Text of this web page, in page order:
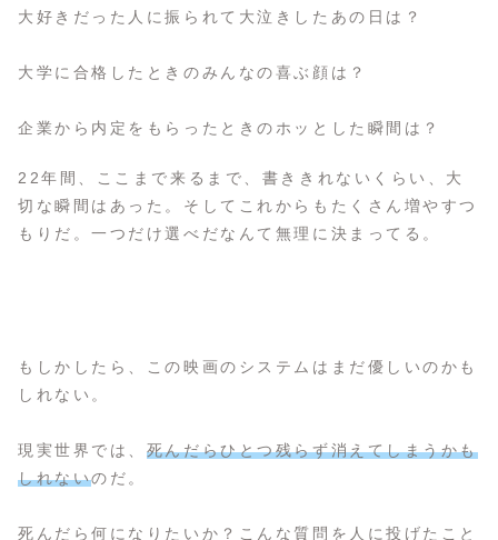
大好きだった人に振られて大泣きしたあの日は？
大学に合格したときのみんなの喜ぶ顔は？
企業から内定をもらったときのホッとした瞬間は？
22年間、ここまで来るまで、書ききれないくらい、大
切な瞬間はあった。そしてこれからもたくさん増やすつ
もりだ。一つだけ選べだなんて無理に決まってる。
もしかしたら、この映画のシステムはまだ優しいのかも
しれない。
現実世界では、 死んだらひとつ残らず消えてしまうかも
しれないのだ。
死んだら何になりたいか？こんな質問を人に投げたこと